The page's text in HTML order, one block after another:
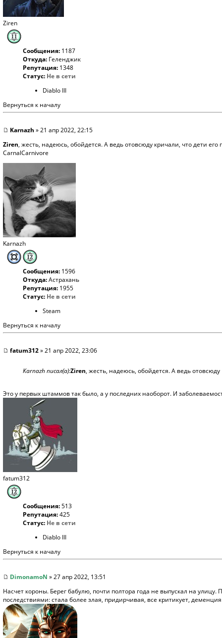
Ziren
Сообщения: 1187
Откуда: Геленджик
Репутация: 1348
Статус: Не в сети
Diablo III
Вернуться к началу
Karnazh » 21 апр 2022, 22:15
Ziren, жесть, надеюсь, обойдется. А ведь отовсюду кричали, что дети
CarnalCarnivore
Karnazh
Сообщения: 1596
Откуда:Астрахань
Репутация: 1955
Статус: Не в сети
Steam
Вернуться к началу
fatum312» 21 апр 2022, 23:06
Karnazh писал(а):Ziren, жесть, надеюсь, обойдется. А ведь
Это у первых штаммов так было, а у последних наоборот. И
fatum312
Сообщения:513
Репутация:425
Статус: Не в сети
Diablo III
Вернуться к началу
DimonamoN » 27 апр 2022, 13:51
Насчет короны. Берег бабулю, почти полтора года не выпускал на
последствиями: стала более злая, придирчивая, все критикует,